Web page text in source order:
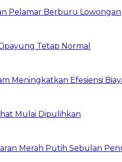
Pelamar Berburu Lowongan
Tetap Normal
Meningkatkan Efesiensi
Mulai Dipulihkan
Merah Putih Sebulan